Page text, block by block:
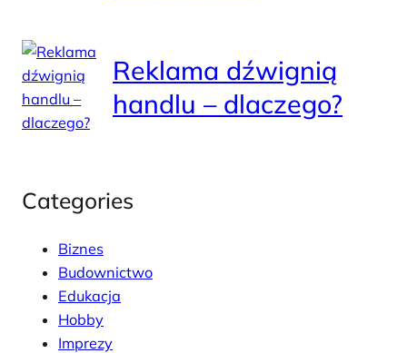
Reklama dźwignią
handlu – dlaczego?
Categories
Biznes
Budownictwo
Edukacja
Hobby
Imprezy